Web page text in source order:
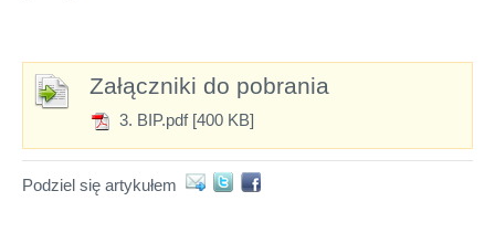
Załączniki do pobrania
3. BIP.pdf [400 KB]
Podziel się artykułem